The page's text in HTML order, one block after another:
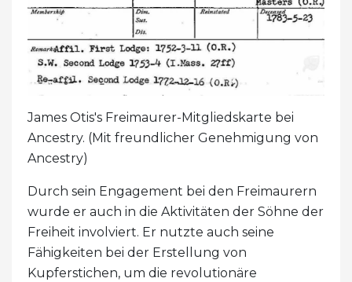
James Otis's Freimaurer-Mitgliedskarte bei
Ancestry. (Mit freundlicher Genehmigung von
Ancestry)
Durch sein Engagement bei den Freimaurern
wurde er auch in die Aktivitäten der Söhne der
Freiheit involviert. Er nutzte auch seine
Fähigkeiten bei der Erstellung von
Kupferstichen, um die revolutionäre